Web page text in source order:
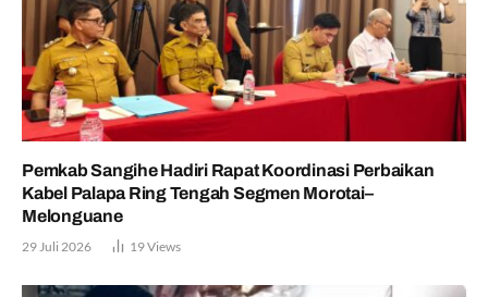
Pemkab Sangihe Hadiri Rapat Koordinasi Perbaikan
Kabel Palapa Ring Tengah Segmen Morotai–
Melonguane
29 Juli 2026 19Views